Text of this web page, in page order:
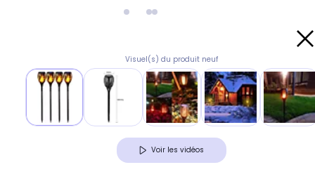
Visuel(s) du produit neuf
Voir les vidéos